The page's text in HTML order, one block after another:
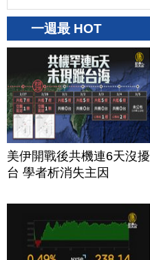
一週最 HOT
美伊開戰後共機連6天沒擾
台 學者析消失主因